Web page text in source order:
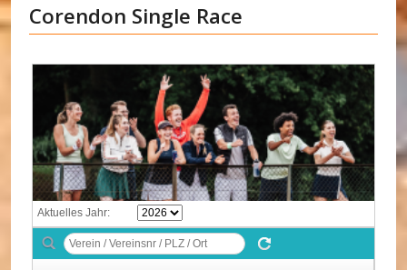
Corendon Single Race